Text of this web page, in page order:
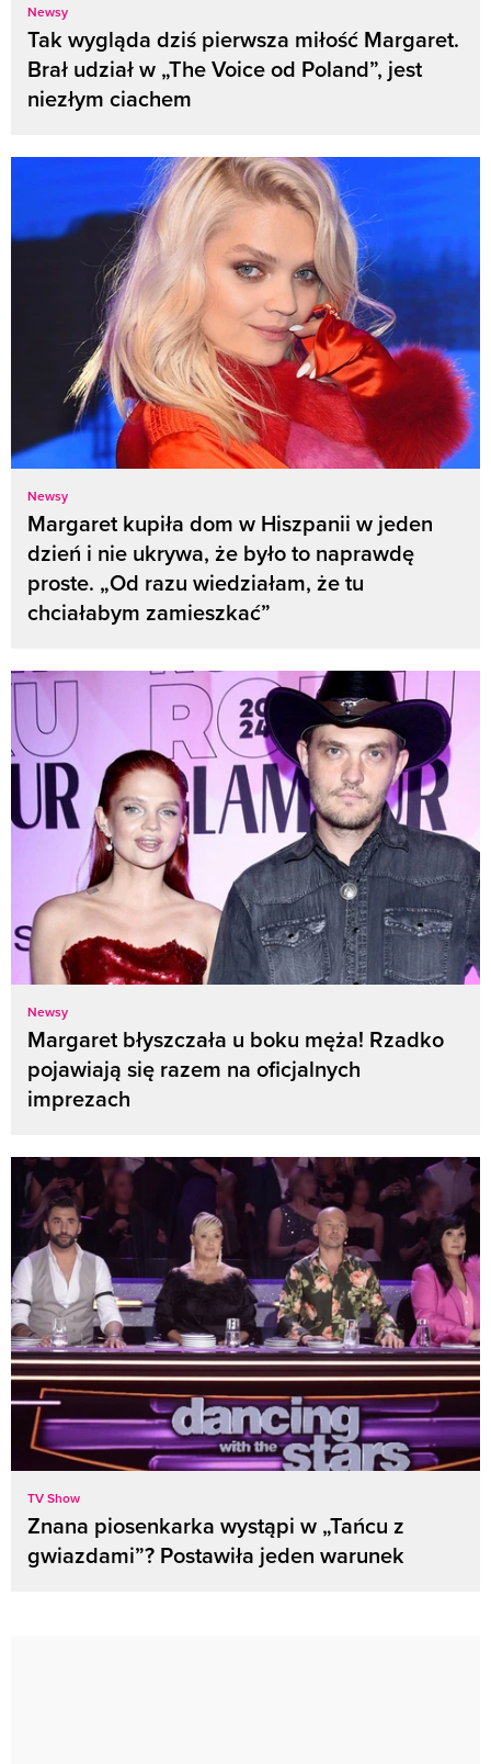
Newsy
Tak wygląda dziś pierwsza miłość Margaret.
Brał udział w „The Voice od Poland”, jest
niezłym ciachem
Newsy
Margaret kupiła dom w Hiszpanii w jeden
dzień i nie ukrywa, że było to naprawdę
proste. „Od razu wiedziałam, że tu
chciałabym zamieszkać”
Newsy
Margaret błyszczała u boku męża! Rzadko
pojawiają się razem na oficjalnych
imprezach
TV Show
Znana piosenkarka wystąpi w „Tańcu z
gwiazdami”? Postawiła jeden warunek